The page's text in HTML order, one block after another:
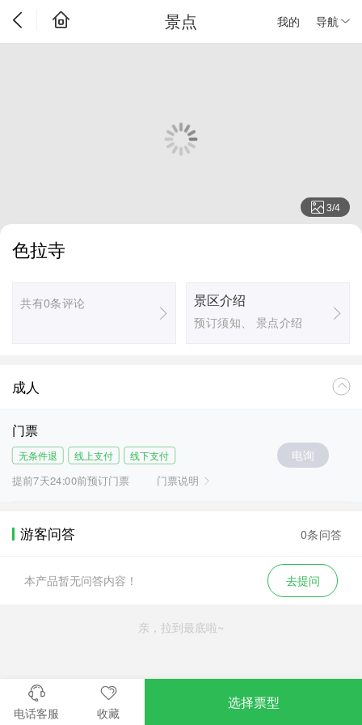
我的 导航
景点
3/4
色拉寺
共有0条评论 景区介绍
预订须知、 景点介绍
成人
门票
无条件退 线上支付 线下支付
提前7天24:00前预订门票 门票说明
电询
游客问答 0条问答
本产品暂无问答内容！ 去提问
亲，拉到最底啦~
电话客服 收藏
选择票型